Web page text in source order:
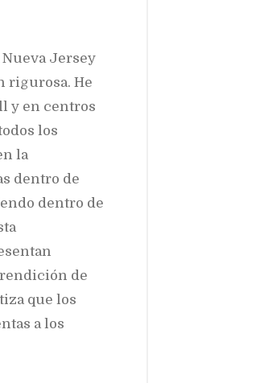
Jersey
rigurosa. He
y en centros
los
la
dentro de
dentro de
de
que los
a los